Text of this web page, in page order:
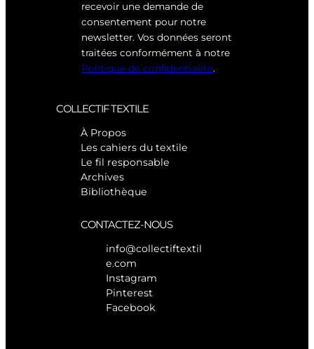
recevoir une demande de
consentement pour notre
newsletter. Vos données seront
traitées conformément à notre
Politique de confidentialité.
COLLECTIF TEXTILE
À Propos
Les cahiers du textile
Le fil responsable
Archives
Bibliothèque
CONTACTEZ-NOUS
info@collectiftextil
e.com
Instagram
Pinterest
Facebook